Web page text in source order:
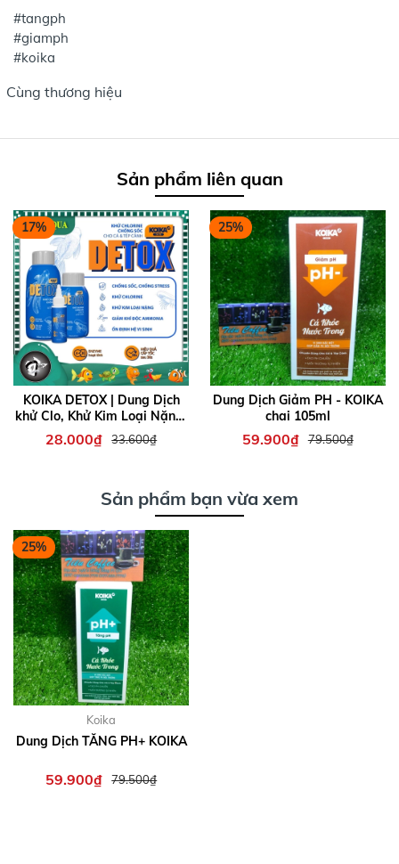
#tangph
#giamph
#koika
Cùng thương hiệu
Sản phẩm liên quan
17%
KOIKA DETOX | Dung Dịch
khử Clo, Khử Kim Loại Nặng,
Giảm Stress, Chống Sốc
Chuyên Cho Cá Tép cảnh
28.000₫ 33.600₫
25%
Dung Dịch Giảm PH - KOIKA
chai 105ml
59.900₫ 79.500₫
Sản phẩm bạn vừa xem
25%
Koika
Dung Dịch TĂNG PH+ KOIKA
59.900₫ 79.500₫